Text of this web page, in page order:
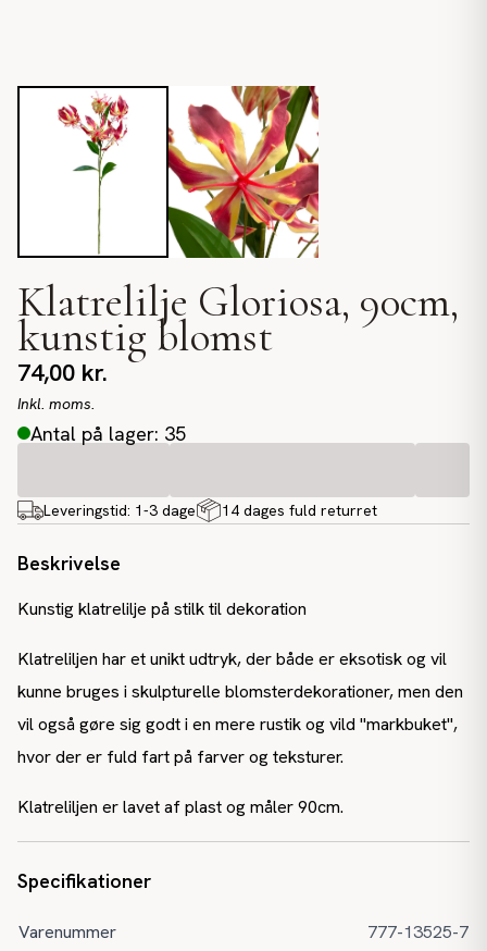
Klatrelilje Gloriosa, 90cm,
kunstig blomst
74,00 kr.
Inkl. moms.
Antal på lager: 35
Leveringstid: 1-3 dage 14 dages fuld returret
Beskrivelse
Kunstig klatrelilje på stilk til dekoration
Klatreliljen har et unikt udtryk, der både er eksotisk og vil
kunne bruges i skulpturelle blomsterdekorationer, men den
vil også gøre sig godt i en mere rustik og vild "markbuket",
hvor der er fuld fart på farver og teksturer.
Klatreliljen er lavet af plast og måler 90cm.
Specifikationer
Varenummer
777-13525-7